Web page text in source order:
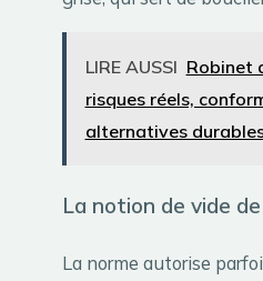
LIRE AUSSI Robinet
risques réels,
alternatives
La notion de vide
La norme autorise